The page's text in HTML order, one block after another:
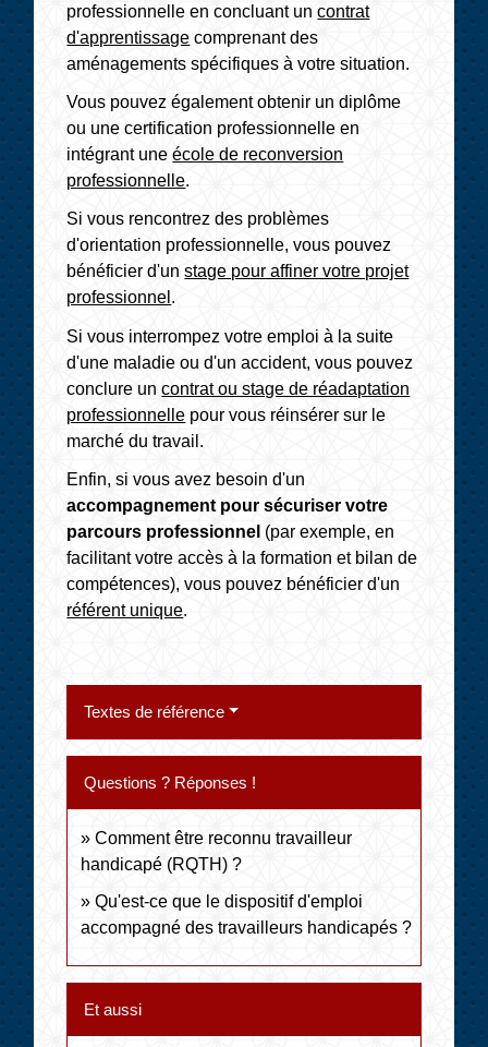
professionnelle en concluant uncontrat
d'apprentissage comprenant des
aménagements spécifiques à votre situation.
Vous pouvez également obtenir un diplôme
ou une certification professionnelle en
intégrant uneécole de reconversion
professionnelle.
Si vous rencontrez des problèmes
d'orientation professionnelle, vous pouvez
bénéficier d'unstage pour affiner votre projet
professionnel .
Si vous interrompez votre emploi à la suite
d'une maladie ou d'un accident, vous pouvez
conclure uncontrat ou stage de réadaptation
professionnelle pour vous réinsérer sur le
marché du travail.
Enfin, si vous avez besoin d'un
accompagnement pour sécuriser votre
parcours professionnel (par exemple, en
facilitant votre accès à la formation et bilan de
compétences), vous pouvez bénéficier d'un
référent unique.
Textes de référence
Questions ? Réponses !
Comment être reconnu travailleur
handicapé (RQTH) ?
Qu'est-ce que le dispositif d'emploi
accompagné des travailleurs handicapés ?
Et aussi